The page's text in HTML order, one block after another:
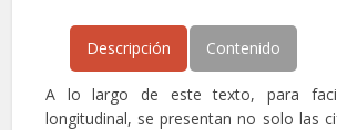
Descripción Contenido
A lo largo de este texto, para
longitudinal, se presentan no solo las